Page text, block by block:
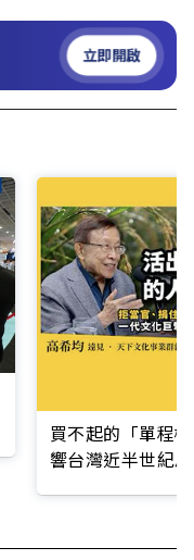
立即開啟
買不起的「單程
響台灣近半世紀